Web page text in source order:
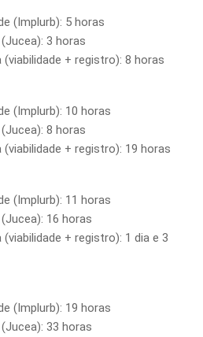
(Implurb): 5 horas
3 horas
+ registro): 8 horas
(Implurb): 10 horas
8 horas
+ registro): 19 horas
(Implurb): 11 horas
16 horas
+ registro): 1 dia e 3
(Implurb): 19 horas
33 horas